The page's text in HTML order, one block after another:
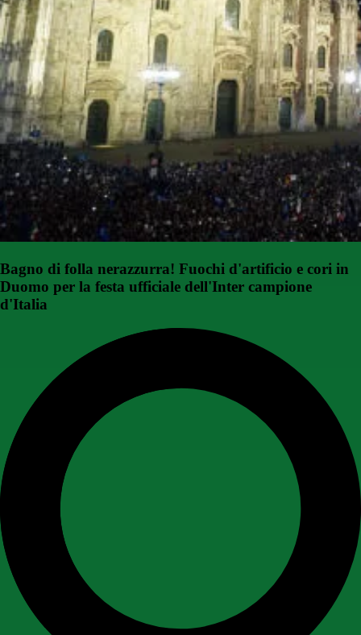
Bagno di folla nerazzurra! Fuochi d'artificio e cori in
Duomo per la festa ufficiale dell'Inter campione
d'Italia